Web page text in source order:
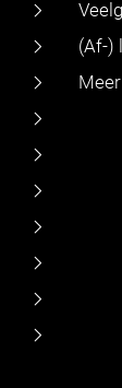
(Af-)